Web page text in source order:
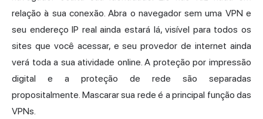
relação à sua conexão. Abra o navegador sem uma VPN e
seu endereço IP real ainda estará lá, visível para todos os
sites que você acessar, e seu provedor de internet ainda
verá toda a sua atividade online. A proteção por impressão
digital e a proteção de rede são separadas
propositalmente. Mascarar sua rede é a principal função das
VPNs.